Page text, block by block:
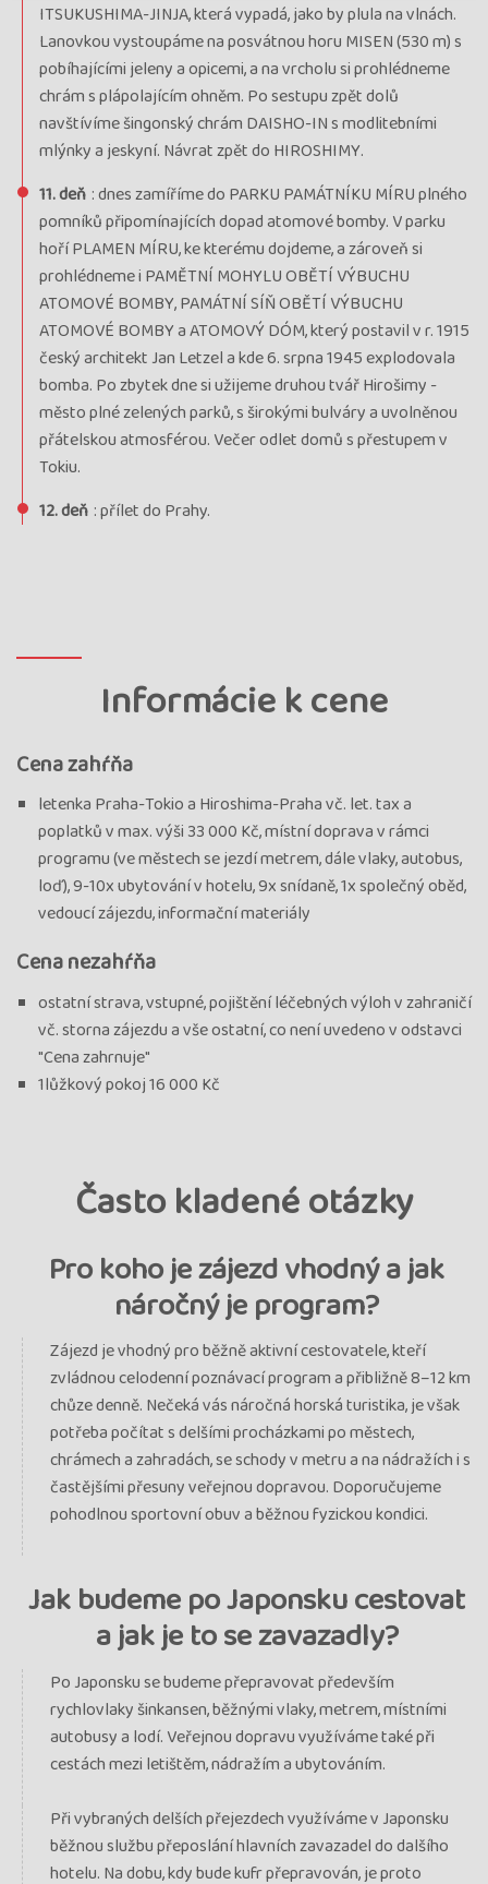
Termín 31.03. - 12.04.26 utorok - nedeľa
VYPRODÁNO, období květu sakur, průvodce: Radka
Dočkalová
Kód termínu 26JAP01155
Cena 3 702 €
cena za 13 dní
termín
uzavřen
Termín 11.04. - 22.04.26 sobota - streda
VYPRODÁNO, garance odletu, průvodce: Kateřina Krejčová
Kód termínu 26JAP01151
Cena 3 702 €
cena za 12 dní
termín
uzavřen
Termín
19.05. - 30.05.26utorok - sobota
VYPRODÁNO, garance odjezdu, průvodce: Jakub Kunát
termín
uzavřen
ITSUKUSHIMA-JINJA, která vypadá, jako by plula na vlnách.
Lanovkou vystoupáme na posvátnou horu MISEN (530 m) s
pobíhajícími jeleny a opicemi, a na vrcholu si prohlédneme
chrám s plápolajícím ohněm. Po sestupu zpět dolů
navštívíme šingonský chrám DAISHO-IN s modlitebními
mlýnky a jeskyní. Návrat zpět do HIROSHIMY.
11. deň : dnes zamíříme do PARKU PAMÁTNÍKU MÍRU plného
pomníků připomínajících dopad atomové bomby. V parku
hoří PLAMEN MÍRU, ke kterému dojdeme, a zároveň si
prohlédneme i PAMĚTNÍ MOHYLU OBĚTÍ VÝBUCHU
ATOMOVÉ BOMBY, PAMÁTNÍ SÍŇ OBĚTÍ VÝBUCHU
ATOMOVÉ BOMBY a ATOMOVÝ DÓM, který postavil v r. 1915
český architekt Jan Letzel a kde 6. srpna 1945 explodovala
bomba. Po zbytek dne si užijeme druhou tvář Hirošimy -
město plné zelených parků, s širokými bulváry a uvolněnou
přátelskou atmosférou. Večer odlet domů s přestupem v
Tokiu.
12. deň : přílet do Prahy.
Informácie k cene
Cena zahŕňa
letenka Praha-Tokio a Hiroshima-Praha vč. let. tax a
poplatků v max. výši 33 000 Kč, místní doprava v rámci
programu (ve městech se jezdí metrem, dále vlaky, autobus,
loď), 9-10x ubytování v hotelu, 9x snídaně, 1x společný oběd,
vedoucí zájezdu, informační materiály
Cena nezahŕňa
ostatní strava, vstupné, pojištění léčebných výloh v zahraničí
vč. storna zájezdu a vše ostatní, co není uvedeno v odstavci
"Cena zahrnuje"
1lůžkový pokoj 16 000 Kč
Často kladené otázky
Pro koho je zájezd vhodný a jak
náročný je program?
Zájezd je vhodný pro běžně aktivní cestovatele, kteří
zvládnou celodenní poznávací program a přibližně 8–12 km
chůze denně. Nečeká vás náročná horská turistika, je však
potřeba počítat s delšími procházkami po městech,
chrámech a zahradách, se schody v metru a na nádražích i s
častějšími přesuny veřejnou dopravou. Doporučujeme
pohodlnou sportovní obuv a běžnou fyzickou kondici.
Jak budeme po Japonsku cestovat
a jak je to se zavazadly?
Po Japonsku se budeme přepravovat především
rychlovlaky šinkansen, běžnými vlaky, metrem, místními
autobusy a lodí. Veřejnou dopravu využíváme také při
cestách mezi letištěm, nádražím a ubytováním.
Při vybraných delších přejezdech využíváme v Japonsku
běžnou službu přeposlání hlavních zavazadel do dalšího
hotelu. Na dobu, kdy bude kufr přepravován, je proto